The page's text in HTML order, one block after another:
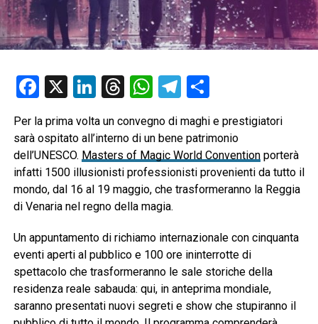
Facebook
X LinkedIn
Threads
WhatsApp
Telegram
Condividi
Per la prima volta un convegno di maghi e prestigiatori
sarà ospitato all’interno di un bene patrimonio
dell’UNESCO. Masters of Magic World Conventionporterà
infatti 1500 illusionisti professionisti provenienti da tutto il
mondo, dal 16 al 19 maggio, che trasformeranno la Reggia
di Venaria nel regno della magia.
Un appuntamento di richiamo internazionale con cinquanta
eventi aperti al pubblico e 100 ore ininterrotte di
spettacolo che trasformeranno le sale storiche della
residenza reale sabauda: qui, in anteprima mondiale,
saranno presentati nuovi segreti e show che stupiranno il